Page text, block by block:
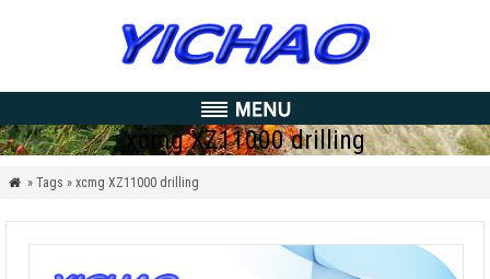
xcmg XZ11000 drilling
 » Tags » xcmg XZ11000 drilling